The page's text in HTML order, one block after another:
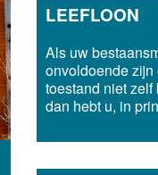
LEEFLOON
Als uw
onvoldoende zijn
toestand niet zelf
dan hebt u, in